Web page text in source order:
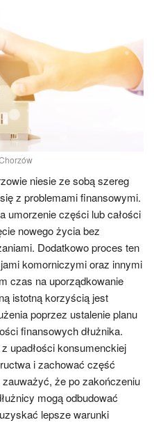
niesie ze sobą szereg
z problemami finansowymi.
umorzenie części lub całości
nowego życia bez
Dodatkowo proces ten
komorniczymi oraz innymi
czas na uporządkowanie
istotną korzyścią jest
poprzez ustalenie planu
finansowych dłużnika.
upadłości konsumenckiej
i zachować część
że po zakończeniu
mogą odbudować
lepsze warunki